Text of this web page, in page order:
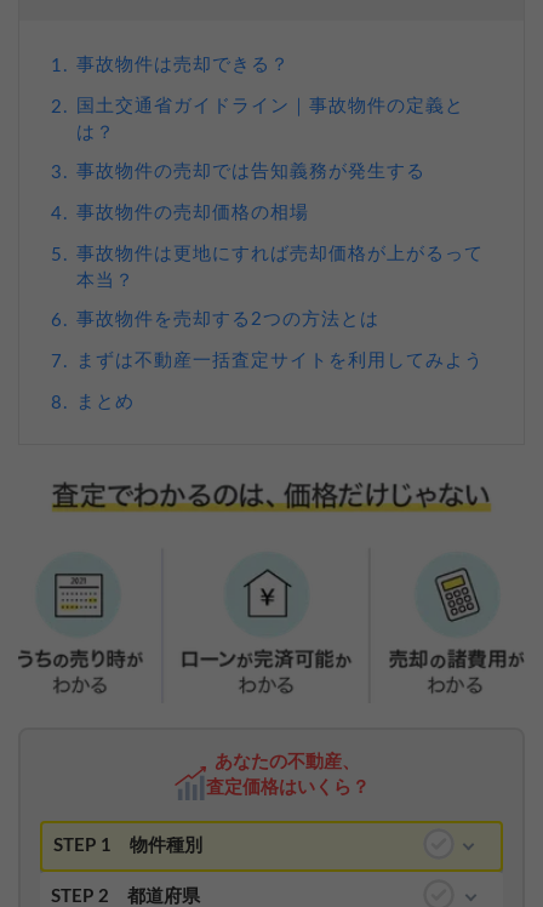
1. 事故物件は売却できる？
2.
国土交通省ガイドライン｜事故物件の定義と
は？
3. 事故物件の売却では告知義務が発生する
4. 事故物件の売却価格の相場
5. 事故物件は更地にすれば売却価格が上がるって
本当？
6. 事故物件を売却する2つの方法とは
7. まずは不動産一括査定サイトを利用してみよう
8. まとめ
あなたの不動産、
査定価格はいくら？
STEP 1 物件種別
STEP 2 都道府県